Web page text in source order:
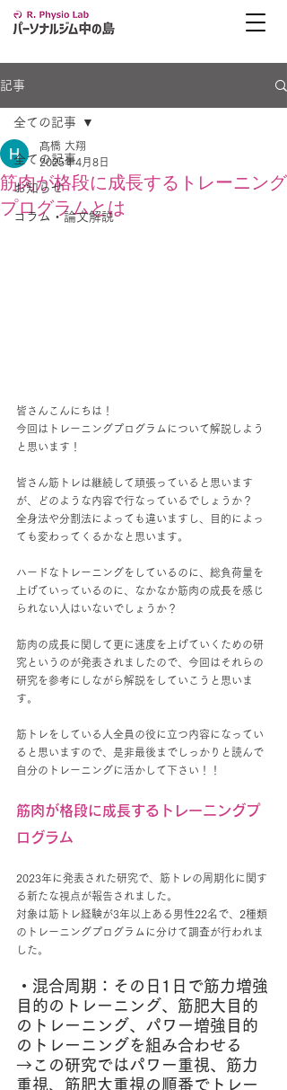
記事
全ての記事
お知らせ
コラム・論文解説
全ての記事
筋肉が格段に成長するトレーニング
プログラムとは
髙橋 大翔
2025年4月8日
皆さんこんにちは！
今回はトレーニングプログラムについて解説しよう
と思います！
皆さん筋トレは継続して頑張っていると思います
が、どのような内容で行なっているでしょうか？
全身法や分割法によっても違いますし、目的によっ
ても変わってくるかなと思います。
ハードなトレーニングをしているのに、総負荷量を
上げていっているのに、なかなか筋肉の成長を感じ
られない人はいないでしょうか？
筋肉の成長に関して更に速度を上げていくための研
究というのが発表されましたので、今回はそれらの
研究を参考にしながら解説をしていこうと思いま
す。
筋トレをしている人全員の役に立つ内容になってい
ると思いますので、是非最後までしっかりと読んで
自分のトレーニングに活かして下さい！！
筋肉が格段に成長するトレーニングプ
ログラム
2023年に発表された研究で、筋トレの周期化に関す
る新たな視点が報告されました。
対象は筋トレ経験が3年以上ある男性22名で、2種類
のトレーニングプログラムに分けて調査が行われま
した。
・混合周期：その日1日で筋力増強
目的のトレーニング、筋肥大目的
のトレーニング、パワー増強目的
のトレーニングを組み合わせる
→この研究ではパワー重視、筋力
重視、筋肥大重視の順番でトレー